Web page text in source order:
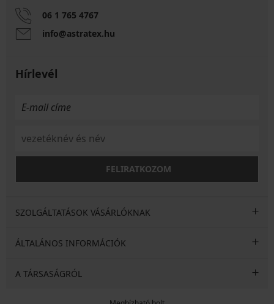
06 1 765 4767
info@astratex.hu
Hírlevél
FELIRATKOZOM
SZOLGÁLTATÁSOK VÁSÁRLÓKNAK
ÁLTALÁNOS INFORMÁCIÓK
A TÁRSASÁGRÓL